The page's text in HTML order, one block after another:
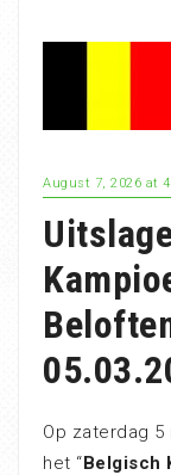
August 7, 2026 at
Op zaterdag
het “Belgisch